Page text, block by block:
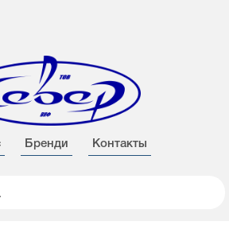
Бренди Контакты